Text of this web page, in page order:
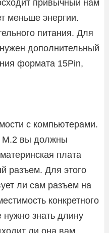
привычный нам
меньше энергии.
питания. Для
дополнительный
формата 15Pin,
с компьютерами.
M.2 вы должны
плата
разъем. Для этого
ли сам разъем на
конкретного
знать длину
ли она вам.